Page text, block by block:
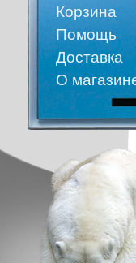
Корзина
Помощь
Доставка
О